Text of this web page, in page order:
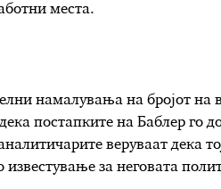
места.
намалувања на бројот на
постапките на Баблер го
веруваат дека
за неговата